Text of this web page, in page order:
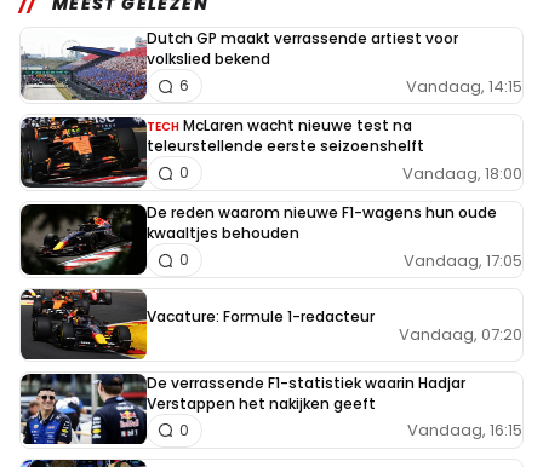
Dutch GP maakt verrassende artiest voor
volkslied bekend
Vandaag, 14:15
6
TECH McLaren wacht nieuwe test na
teleurstellende eerste seizoenshelft
Vandaag, 18:00
0
De reden waarom nieuwe F1-wagens hun oude
kwaaltjes behouden
Vandaag, 17:05
0
Vacature: Formule 1-redacteur
Vandaag, 07:20
De verrassende F1-statistiek waarin Hadjar
Verstappen het nakijken geeft
Vandaag, 16:15
0